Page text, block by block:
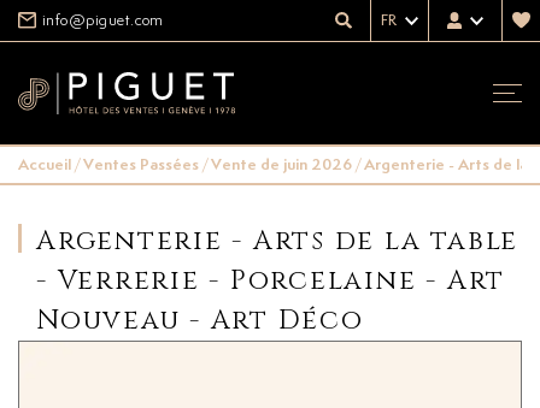
info@piguet.com FR
Accueil/Ventes Passées/Vente de juin 2026/Argenterie - Arts de la
Argenterie - Arts de la table
- Verrerie - Porcelaine - Art
Nouveau - Art Déco